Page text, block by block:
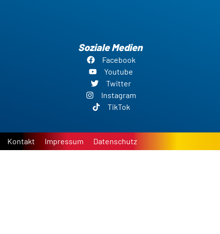
Soziale Medien
Facebook
Youtube
Twitter
Instagram
TikTok
Kontakt Impressum Datenschutz